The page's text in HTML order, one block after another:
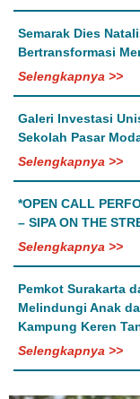
Semarak Dies
Bertransformasi
Selengkapnya >>
Galeri Investasi
Sekolah Pasar
Selengkapnya >>
*OPEN CALL
– SIPA ON THE
Selengkapnya >>
Pemkot Surakarta
Melindungi Anak
Kampung Keren
Selengkapnya >>